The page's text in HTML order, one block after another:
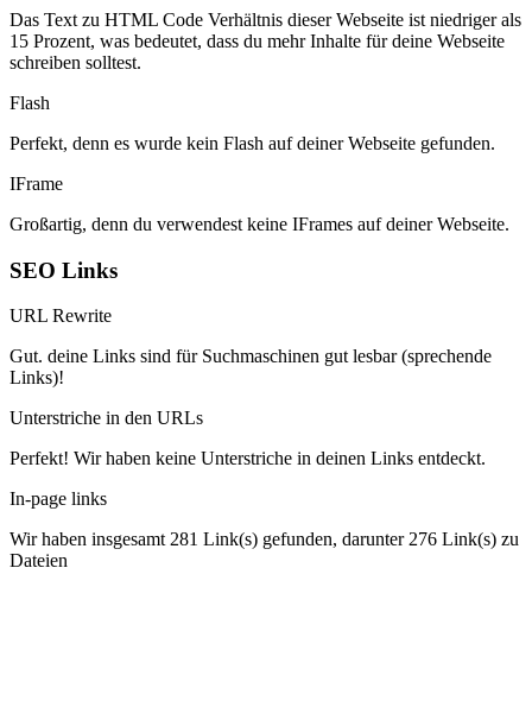
Das Text zu HTML Code Verhältnis dieser Webseite ist niedriger als
15 Prozent, was bedeutet, dass du mehr Inhalte für deine Webseite
schreiben solltest.
Flash
Perfekt, denn es wurde kein Flash auf deiner Webseite gefunden.
IFrame
Großartig, denn du verwendest keine IFrames auf deiner Webseite.
SEO Links
URL Rewrite
Gut. deine Links sind für Suchmaschinen gut lesbar (sprechende
Links)!
Unterstriche in den URLs
Perfekt! Wir haben keine Unterstriche in deinen Links entdeckt.
In-page links
Wir haben insgesamt 281 Link(s) gefunden, darunter 276 Link(s) zu
Dateien